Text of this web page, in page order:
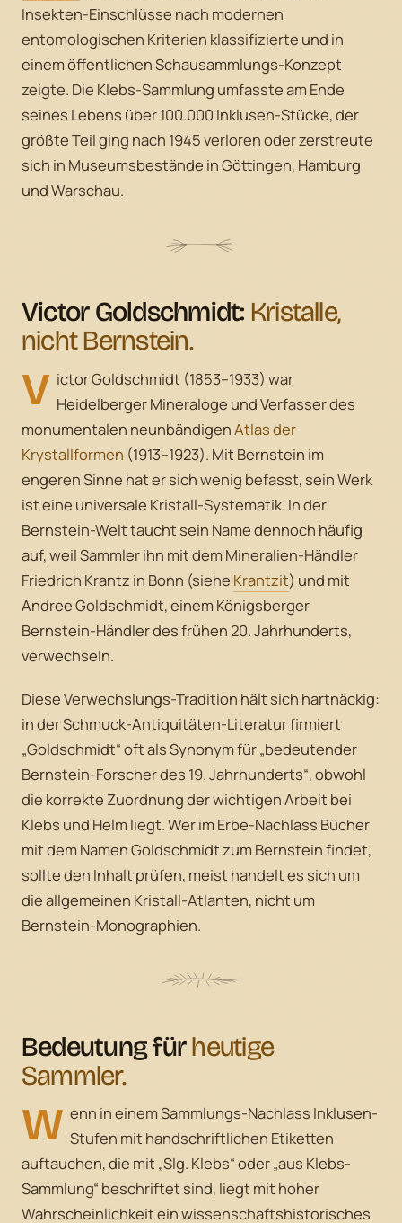
Insekten-Einschlüsse nach modernen
entomologischen Kriterien klassifizierte und in
einem öffentlichen Schausammlungs-Konzept
zeigte. Die Klebs-Sammlung umfasste am Ende
seines Lebens über 100.000 Inklusen-Stücke, der
größte Teil ging nach 1945 verloren oder zerstreute
sich in Museumsbestände in Göttingen, Hamburg
und Warschau.
Victor Goldschmidt: Kristalle,
nicht Bernstein.
V ictor Goldschmidt (1853–1933) war
Heidelberger Mineraloge und Verfasser des
monumentalen neunbändigenAtlas der
Krystallformen (1913–1923). Mit Bernstein im
engeren Sinne hat er sich wenig befasst, sein Werk
ist eine universale Kristall-Systematik. In der
Bernstein-Welt taucht sein Name dennoch häufig
auf, weil Sammler ihn mit dem Mineralien-Händler
Friedrich Krantz in Bonn (siehe Krantzit) und mit
Andree Goldschmidt, einem Königsberger
Bernstein-Händler des frühen 20. Jahrhunderts,
verwechseln.
Diese Verwechslungs-Tradition hält sich hartnäckig:
in der Schmuck-Antiquitäten-Literatur firmiert
„Goldschmidt“ oft als Synonym für „bedeutender
Bernstein-Forscher des 19. Jahrhunderts“, obwohl
die korrekte Zuordnung der wichtigen Arbeit bei
Klebs und Helm liegt. Wer im Erbe-Nachlass Bücher
mit dem Namen Goldschmidt zum Bernstein findet,
sollte den Inhalt prüfen, meist handelt es sich um
die allgemeinen Kristall-Atlanten, nicht um
Bernstein-Monographien.
Bedeutung fürheutige
Sammler.
W enn in einem Sammlungs-Nachlass Inklusen-
Stufen mit handschriftlichen Etiketten
auftauchen, die mit „Slg. Klebs“ oder „aus Klebs-
Sammlung“ beschriftet sind, liegt mit hoher
Wahrscheinlichkeit ein wissenschaftshistorisches